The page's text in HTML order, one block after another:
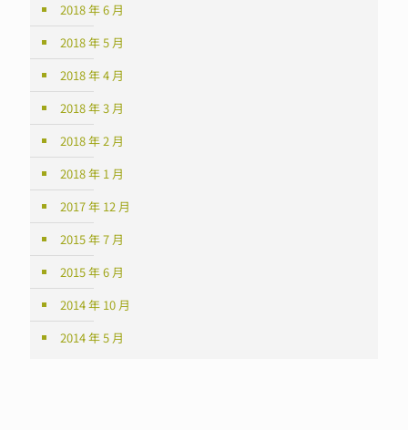
2018 年 6 月
2018 年 5 月
2018 年 4 月
2018 年 3 月
2018 年 2 月
2018 年 1 月
2017 年 12 月
2015 年 7 月
2015 年 6 月
2014 年 10 月
2014 年 5 月